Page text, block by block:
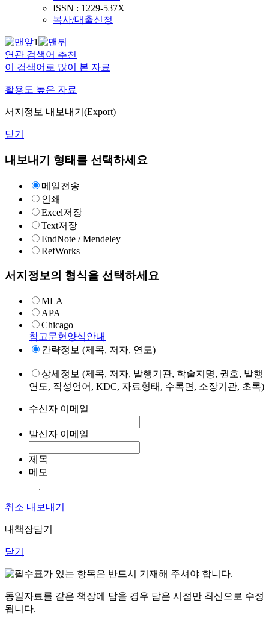
ISSN : 1229-537X
복사/대출신청
1
연관 검색어 추천
이 검색어로 많이 본 자료
활용도 높은 자료
서지정보 내보내기(Export)
닫기
내보내기 형태를 선택하세요
메일전송
인쇄
Excel저장
Text저장
EndNote / Mendeley
RefWorks
서지정보의 형식을 선택하세요
MLA
APA
Chicago
참고문헌양식안내
간략정보 (제목, 저자, 연도)
상세정보 (제목, 저자, 발행기관, 학술지명, 권호, 발행
연도, 작성언어, KDC, 자료형태, 수록면, 소장기관, 초록)
수신자 이메일
발신자 이메일
제목
메모
취소 내보내기
내책장담기
닫기
표가 있는 항목은 반드시 기재해 주셔야 합니다.
동일자료를 같은 책장에 담을 경우 담은 시점만 최신으로 수정
됩니다.